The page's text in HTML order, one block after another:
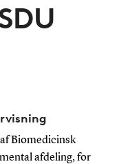
Biomedicinsk
afdeling, for